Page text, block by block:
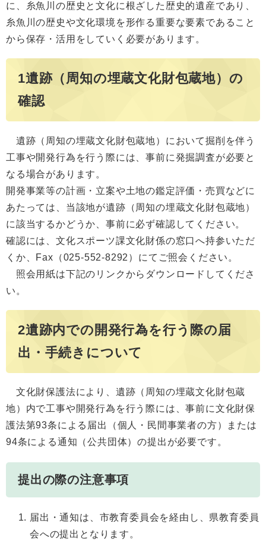
に、糸魚川の歴史と文化に根ざした歴史的遺産であり、
糸魚川の歴史や文化環境を形作る重要な要素であること
から保存・活用をしていく必要があります。
1遺跡（周知の埋蔵文化財包蔵地）の
確認
遺跡（周知の埋蔵文化財包蔵地）において掘削を伴う
工事や開発行為を行う際には、事前に発掘調査が必要と
なる場合があります。
開発事業等の計画・立案や土地の鑑定評価・売買などに
あたっては、当該地が遺跡（周知の埋蔵文化財包蔵地）
に該当するかどうか、事前に必ず確認してください。
確認には、文化スポーツ課文化財係の窓口へ持参いただ
くか、Fax（025-552-8292）にてご照会ください。
照会用紙は下記のリンクからダウンロードしてくださ
い。
2遺跡内での開発行為を行う際の届
出・手続きについて
文化財保護法により、遺跡（周知の埋蔵文化財包蔵
地）内で工事や開発行為を行う際には、事前に文化財保
護法第93条による届出（個人・民間事業者の方）または
94条による通知（公共団体）の提出が必要です。
提出の際の注意事項
届出・通知は、市教育委員会を経由し、県教育委員
会への提出となります。